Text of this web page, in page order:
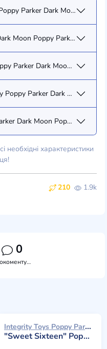
Parker Dark Moon Poppy
Moon Poppy Parker (PP075)?
Parker Dark Moon Poppy
Parker Dark Moon
Dark Moon Poppy Parker
характеристики
210 1.9k
0
Прокоментувати
Integrity Toys Poppy Parker 2026
"Sweet Sixteen" Poppy Parker